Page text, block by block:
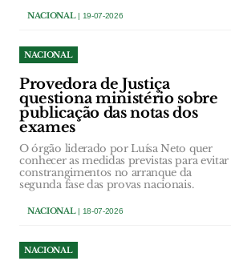
NACIONAL| 19-07-2026
NACIONAL
Provedora de Justiça
questiona ministério sobre
publicação das notas dos
exames
O órgão liderado por Luísa Neto quer
conhecer as medidas previstas para evitar
constrangimentos no arranque da
segunda fase das provas nacionais.
NACIONAL| 18-07-2026
NACIONAL